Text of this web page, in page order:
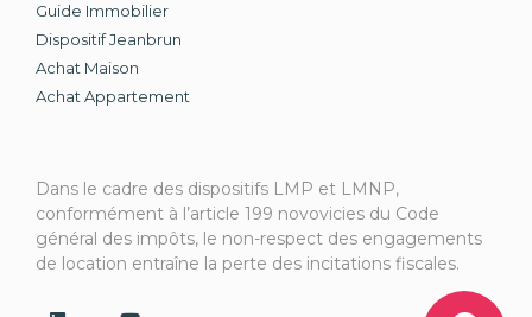
Guide Immobilier
Dispositif Jeanbrun
Achat Maison
Achat Appartement
Dans le cadre des dispositifs LMP et LMNP,
conformément à l’article 199 novovicies du Code
général des impôts, le non-respect des engagements
de location entraîne la perte des incitations fiscales.